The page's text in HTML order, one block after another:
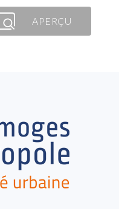
APERÇU